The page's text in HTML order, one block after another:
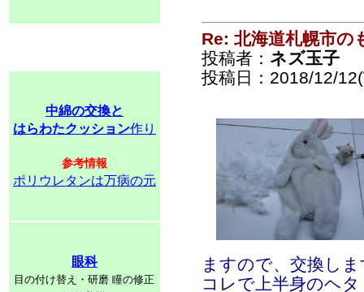
中綿の交換と
はらわたクッション作り
参考情報
ポリウレタンは万病の元
眼科
目の付け替え・研磨 瞳の修正
Re: 北海道札幌市の
投稿者： ネズ玉子
投稿日：2018/12/
ますので、交換し
コレで上半身のヘ